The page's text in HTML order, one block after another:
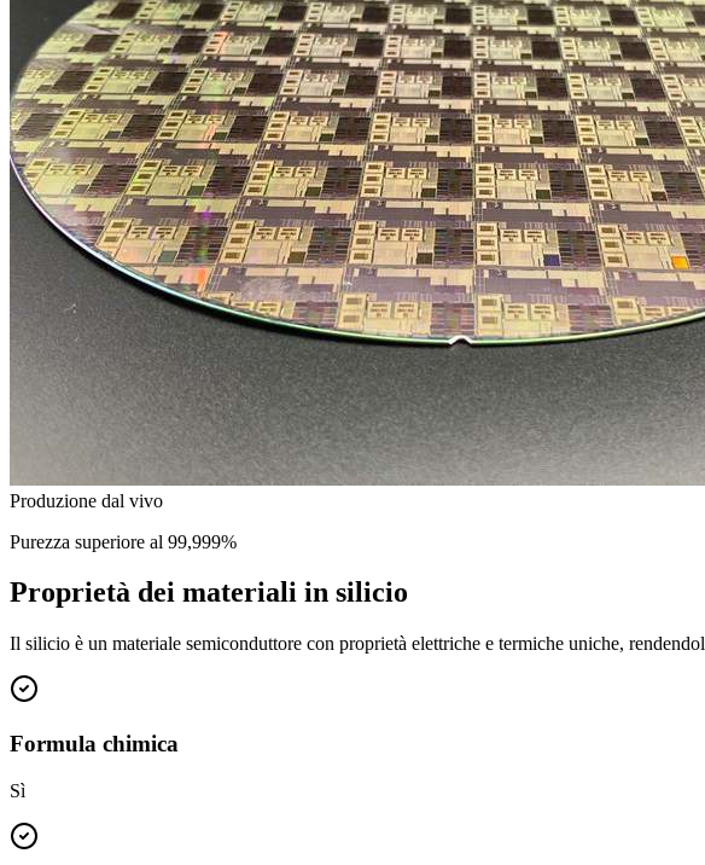
Produzione dal vivo
Purezza superiore al 99,999%
Proprietà dei materiali in silicio
Il silicio è un materiale semiconduttore con proprietà elettriche e termiche uniche,
Formula chimica
Sì